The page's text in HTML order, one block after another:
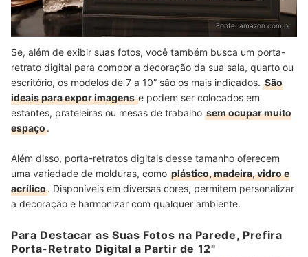
Fonte: amazon.com.br
Se, além de exibir suas fotos, você também busca um porta-
retrato digital para compor a decoração da sua sala, quarto ou
escritório, os modelos de 7 a 10” são os mais indicados. São
ideais para expor imagense podem ser colocados em
estantes, prateleiras ou mesas de trabalho sem ocupar muito
espaço.
Além disso, porta-retratos digitais desse tamanho oferecem
uma variedade de molduras, como plástico, madeira, vidro e
acrílico. Disponíveis em diversas cores, permitem personalizar
a decoração e harmonizar com qualquer ambiente.
Para Destacar as Suas Fotos na Parede, Prefira
Porta-Retrato Digital a Partir de 12"